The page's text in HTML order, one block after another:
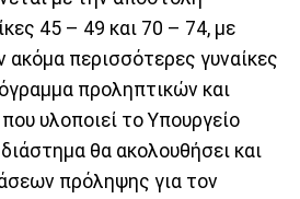
45 – 49 και 70 – 74, με
ακόμα περισσότερες γυναίκες
προληπτικών και
υλοποιεί το Υπουργείο
θα ακολουθήσει και
πρόληψης για τον